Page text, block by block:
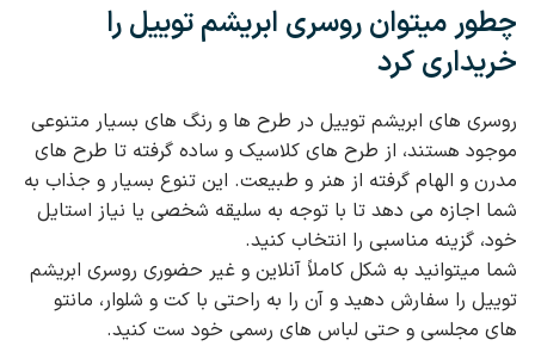
چطور میتوان روسری ابریشم توییل را
خریداری کرد
روسری‌ های ابریشم توییل در طرح‌ ها و رنگ‌ های بسیار متنوعی
موجود هستند، از طرح‌ های کلاسیک و ساده گرفته تا طرح‌ های
مدرن و الهام‌ گرفته از هنر و طبیعت. این تنوع بسیار و جذاب به
شما اجازه می‌ دهد تا با توجه به سلیقه شخصی یا نیاز استایل
خود، گزینه‌ مناسبی را انتخاب کنید.
شما میتوانید به شکل کاملاً آنلاین و غیر حضوری روسری‌ ابریشم
توییل را سفارش دهید و آن را به‌ راحتی با کت و شلوار، مانتو
های مجلسی و حتی لباس‌ های رسمی خود ست کنید.